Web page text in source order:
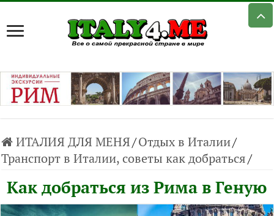
ИТАЛИЯ ДЛЯ МЕНЯ/Отдых в Италии/
Транспорт в Италии, советы как добраться/
Как добраться из Рима в Геную